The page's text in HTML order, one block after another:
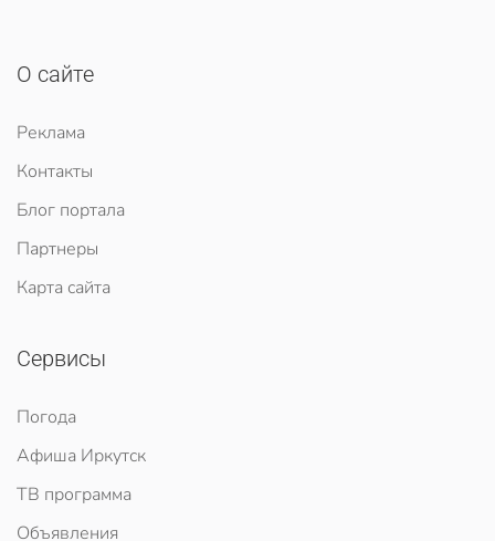
О сайте
Реклама
Контакты
Блог портала
Партнеры
Карта сайта
Сервисы
Погода
Афиша Иркутск
ТВ программа
Объявления